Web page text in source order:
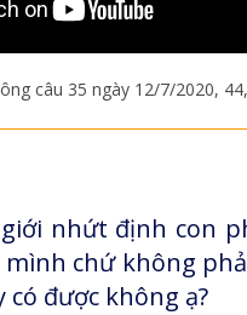
câu 35 ngày 12/7/2020,
nhứt định con
chứ không
có được không ạ?